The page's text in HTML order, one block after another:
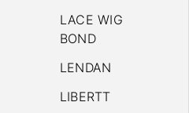
LACE WIG
BOND
LENDAN
LIBERTT